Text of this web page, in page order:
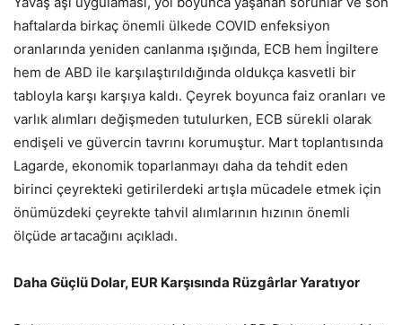
haftalarda birkaç önemli ülkede COVID enfeksiyon
oranlarında yeniden canlanma ışığında, ECB hem İngiltere
hem de ABD ile karşılaştırıldığında oldukça kasvetli bir
tabloyla karşı karşıya kaldı. Çeyrek boyunca faiz oranları ve
varlık alımları değişmeden tutulurken, ECB sürekli olarak
endişeli ve güvercin tavrını korumuştur. Mart toplantısında
Lagarde, ekonomik toparlanmayı daha da tehdit eden
birinci çeyrekteki getirilerdeki artışla mücadele etmek için
önümüzdeki çeyrekte tahvil alımlarının hızının önemli
ölçüde artacağını açıkladı.
Daha Güçlü Dolar, EUR Karşısında Rüzgârlar Yaratıyor